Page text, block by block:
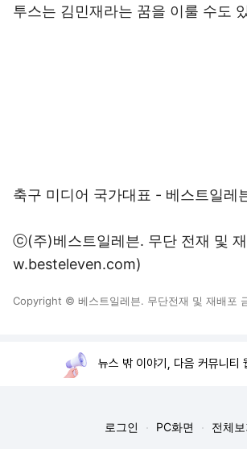
투스는 김민재라는 꿈을 이룰 수도
축구 미디어 국가대표 - 베스트일레
ⓒ(주)베스트일레븐. 무단 전재 및
w.besteleven.com)
Copyright © 베스트일레븐. 무단전재 및 재배포
뉴스 밖 이야기, 다음 커뮤니티
로그인 PC화면 전체보